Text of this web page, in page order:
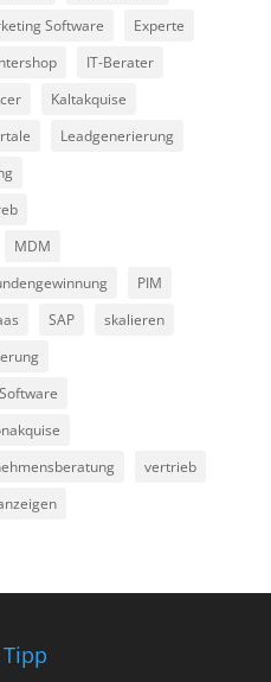
Software
Experte
IT-Berater
Kaltakquise
Leadgenerierung
MDM
PIM
SAP
skalieren
Software
vertrieb